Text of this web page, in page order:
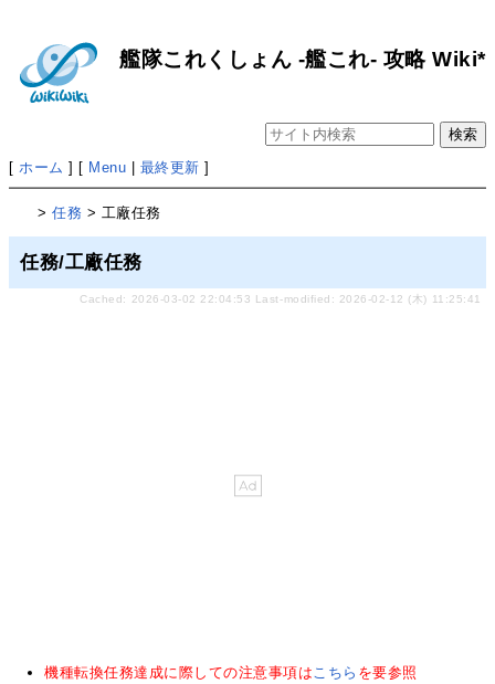
艦隊これくしょん -艦これ- 攻略 Wiki*
[ホーム ] [ Menu 最終更新 ]
>任務 > 工廠任務
任務/工廠任務
Cached: 2026-03-02 22:04:53 Last-modified: 2026-02-12 (木) 11:25:41
機種転換任務達成に際しての注意事項は こちら を要参照